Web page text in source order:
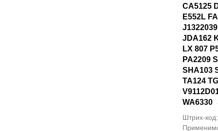
CA5125
E552L
JDA162
LX 807
PA2209
SHA103
TA124
WA6330
Штрих-